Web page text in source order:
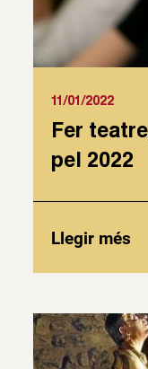
11/01/2022
Fer
pel 2022
Llegir més